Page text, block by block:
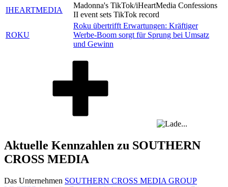
IHEARTMEDIA
Madonna's TikTok/iHeartMedia Confessions
II event sets TikTok record
ROKU
Roku übertrifft Erwartungen: Kräftiger
Werbe-Boom sorgt für Sprung bei Umsatz
und Gewinn
Aktuelle Kennzahlen zu SOUTHERN
CROSS MEDIA
Das Unternehmen SOUTHERN CROSS MEDIA GROUP